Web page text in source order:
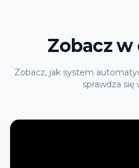
Zobacz w
Zobacz, jak system
sprawdza się